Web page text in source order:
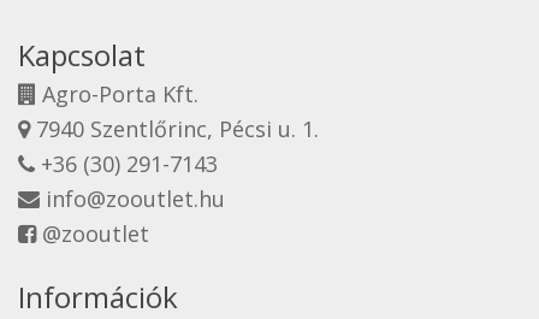
Kapcsolat
Agro-Porta Kft.
7940 Szentlőrinc, Pécsi u. 1.
+36 (30) 291-7143
info@zooutlet.hu
@zooutlet
Információk